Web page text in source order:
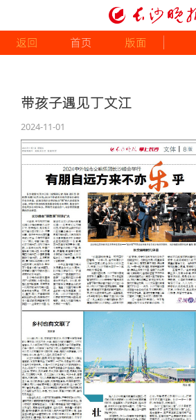
返回 首页 版面
带孩子遇见丁文江
2024-11-01